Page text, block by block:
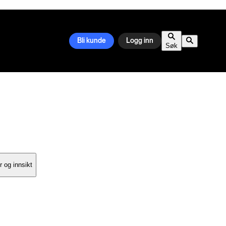
Bli kunde Logg inn
Søk
og innsikt